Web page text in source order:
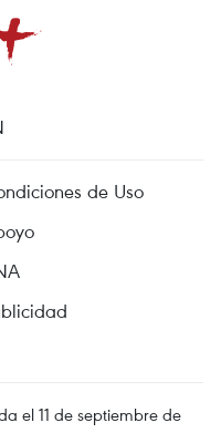
de Uso
el 11 de septiembre de